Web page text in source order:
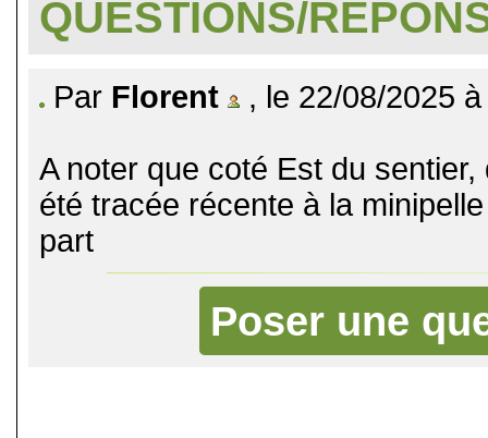
QUESTIONS/
Par Florent , le 22/08/2025
A noter que coté Est du
été tracée récente à la
part
Poser une